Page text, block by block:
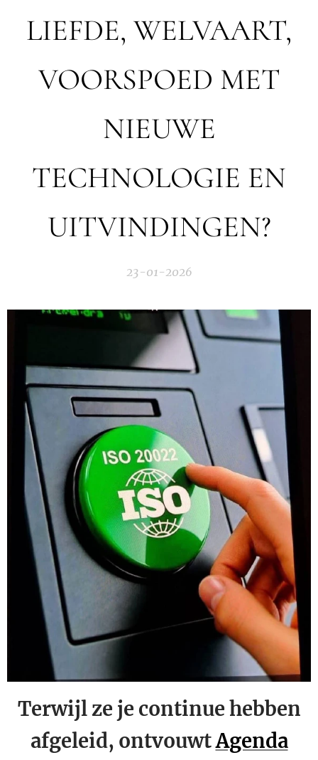
LIEFDE, WELVAART,
VOORSPOED MET
NIEUWE
TECHNOLOGIE EN
UITVINDINGEN?
23-01-2026
Terwijl ze je continue hebben
afgeleid, ontvouwtAgenda